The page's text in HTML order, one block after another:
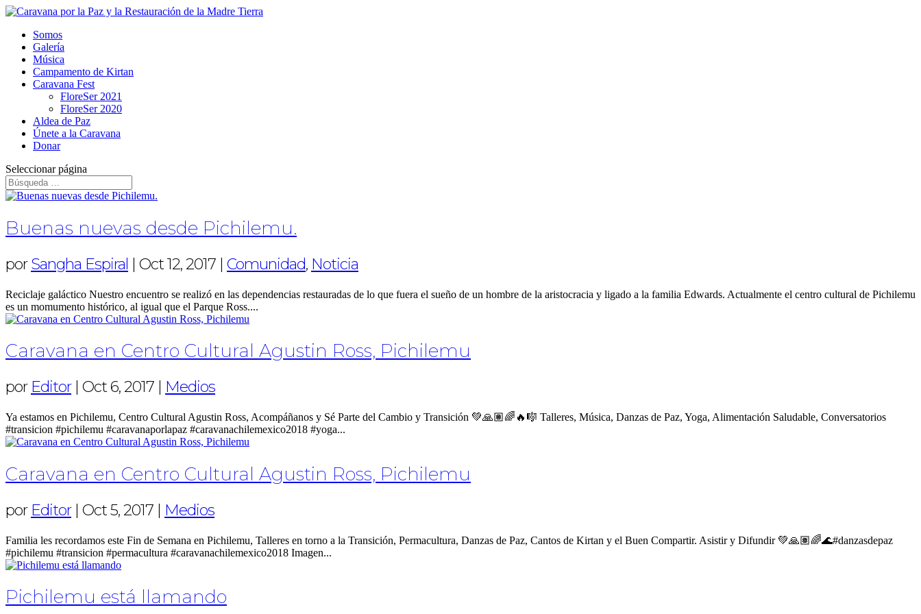
Somos
Galería
Música
Campamento de Kirtan
Caravana Fest
FloreSer 2021
FloreSer 2020
Aldea de Paz
Únete a la Caravana
Donar
Seleccionar página
Buenas nuevas desde Pichilemu.
porSangha Espiral | Oct 12, 2017 | Comunidad, Noticia
Reciclaje galáctico Nuestro encuentro se realizó en las dependencias restauradas de lo que fuera el sueño de un hombre de la aristocracia y ligado a la familia Edwards. Actualmente el centro cultural de Pichilemu
es un momumento histórico, al igual que el Parque Ross....
Caravana en Centro Cultural Agustin Ross, Pichilemu
por Editor| Oct 6, 2017 Medios
Ya estamos en Pichilemu, Centro Cultural Agustin Ross, Acompáñanos y Sé Parte del Cambio y Transición 💚🙏🏽🌈🔥🎼 Talleres, Música, Danzas de Paz, Yoga, Alimentación Saludable, Conversatorios
#transicion #pichilemu #caravanaporlapaz #caravanachilemexico2018 #yoga...
Caravana en Centro Cultural Agustin Ross, Pichilemu
por Editor| Oct 5, 2017 | Medios
Familia les recordamos este Fin de Semana en Pichilemu, Talleres en torno a la Transición, Permacultura, Danzas de Paz, Cantos de Kirtan y el Buen Compartir. Asistir y Difundir 💚🙏🏽🌈🌊#danzasdepaz
#pichilemu #transicion #permacultura #caravanachilemexico2018 Imagen...
Pichilemu está llamando